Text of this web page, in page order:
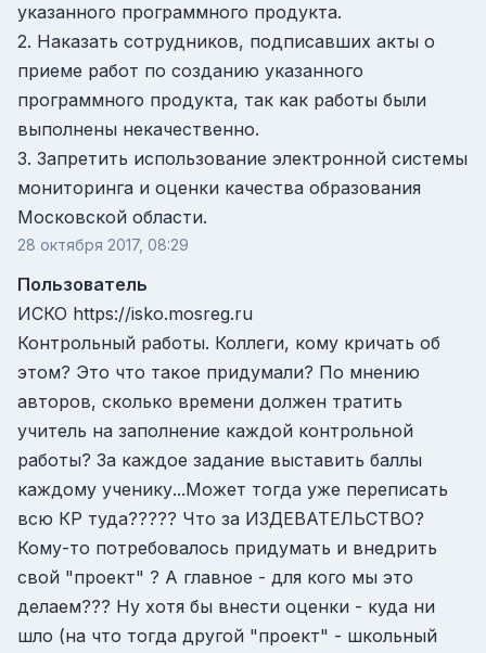
указанного программного продукта.
2. Наказать сотрудников, подписавших акты о
приеме работ по созданию указанного
программного продукта, так как работы были
выполнены некачественно.
3. Запретить использование электронной системы
мониторинга и оценки качества образования
Московской области.
28 октября 2017, 08:29
Пользователь
ИСКО https://isko.mosreg.ru
Контрольный работы. Коллеги, кому кричать об
этом? Это что такое придумали? По мнению
авторов, сколько времени должен тратить
учитель на заполнение каждой контрольной
работы? За каждое задание выставить баллы
каждому ученику...Может тогда уже переписать
всю КР туда????? Что за ИЗДЕВАТЕЛЬСТВО?
Кому-то потребовалось придумать и внедрить
свой "проект" ? А главное - для кого мы это
делаем??? Ну хотя бы внести оценки - куда ни
шло (на что тогда другой "проект" - школьный